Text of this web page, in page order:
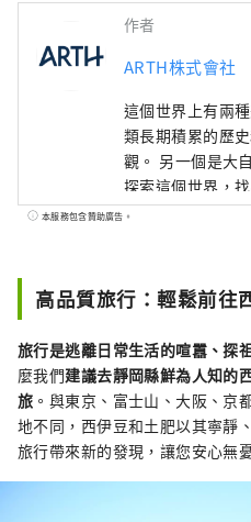
作者
ARTH株式會社
這個世界上有兩
類長期積累的歷
觀。 另一個是大
探索這個世界，
被重視的東西。
本服務包含贊助廣告。
高品質旅行：輕鬆前往
旅行是逃離日常生活的喧囂、探
麼我們建議去靜岡縣鮮為人知的
旅 。與東京、富士山、大阪、京
地不同，西伊豆和土肥以其寧靜
旅行帶來新的發現，讓您安心無